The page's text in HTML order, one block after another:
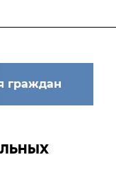
граждан